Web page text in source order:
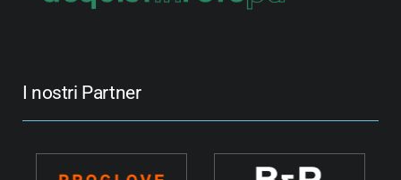
I nostri Partner